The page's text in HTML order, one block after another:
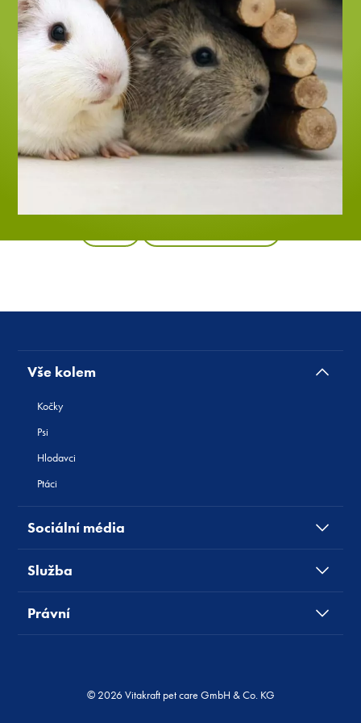
Vše kolem
Kočky
Psi
Hlodavci
Ptáci
Sociální média
Služba
Právní
© 2026 Vitakraft pet care GmbH & Co. KG